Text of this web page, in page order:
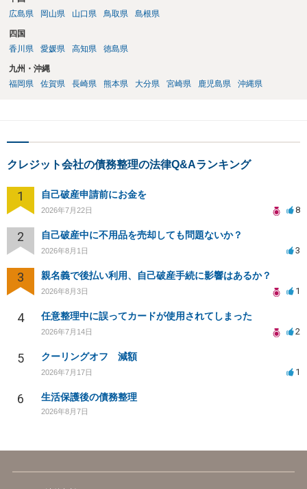
広島県
岡山県 山口県 鳥取県 島根県
四国
香川県
愛媛県 高知県 徳島県
九州・沖縄
福岡県
佐賀県 長崎県 熊本県 大分県 宮崎県 鹿児島県 沖縄県
クレジット会社の債務整理の法律Q&Aランキング
1 自己破産申請前にお金を
2026年7月22日 8
2 自己破産中に不用品を売却しても問題ないか？
2026年8月1日 3
3 親名義で後払い利用、自己破産手続に影響はあるか？
2026年8月3日 1
4 任意整理中に誤ってカードが使用されてしまった
2026年7月14日 2
5 クーリングオフ 減額
2026年7月17日 1
6 生活保護後の債務整理
2026年8月7日